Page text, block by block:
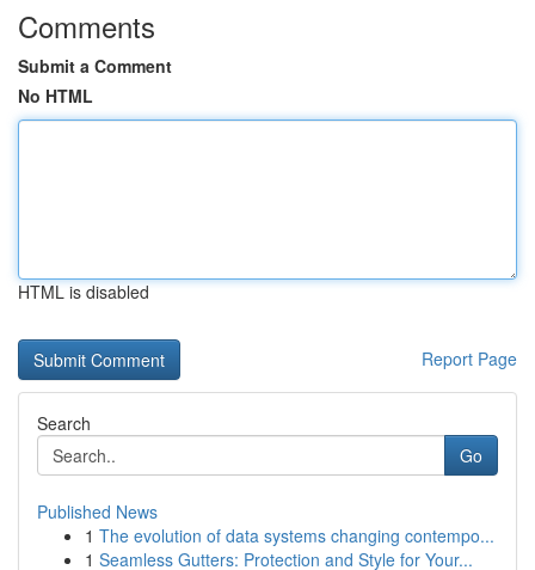
Comments
Submit a Comment
No HTML
HTML is disabled
Report Page
Search
Go
Published News
1 The evolution of data systems changing contempo...
1 Seamless Gutters: Protection and Style for Your...